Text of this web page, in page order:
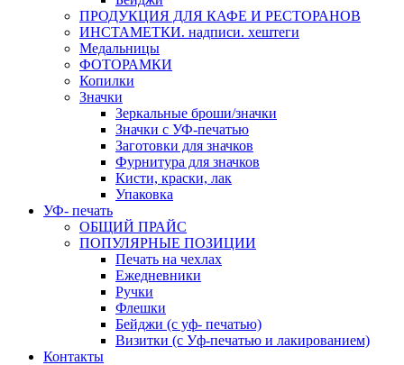
ПРОДУКЦИЯ ДЛЯ КАФЕ И РЕСТОРАНОВ
ИНСТАМЕТКИ. надписи. хештеги
Медальницы
ФОТОРАМКИ
Копилки
Значки
Зеркальные броши/значки
Значки с УФ-печатью
Заготовки для значков
Фурнитура для значков
Кисти, краски, лак
Упаковка
УФ- печать
ОБЩИЙ ПРАЙС
ПОПУЛЯРНЫЕ ПОЗИЦИИ
Печать на чехлах
Ежедневники
Ручки
Флешки
Бейджи (с уф- печатью)
Визитки (с Уф-печатью и лакированием)
Контакты